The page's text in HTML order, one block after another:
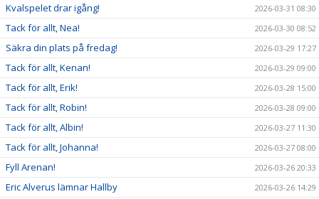
Kvalspelet drar igång! 2026-03-31 08:30
Tack för allt, Nea! 2026-03-30 08:52
Säkra din plats på fredag! 2026-03-29 17:27
Tack för allt, Kenan! 2026-03-29 09:00
Tack för allt, Erik! 2026-03-28 15:00
Tack för allt, Robin! 2026-03-28 09:00
Tack för allt, Albin! 2026-03-27 11:30
Tack för allt, Johanna! 2026-03-27 08:00
Fyll Arenan! 2026-03-26 20:33
Eric Alverus lämnar Hallby 2026-03-26 14:29